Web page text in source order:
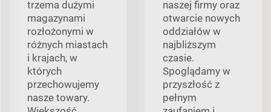
trzema dużymi
magazynami
rozłożonymi w
różnych miastach
i krajach, w
których
przechowujemy
nasze towary.
naszej firmy oraz
otwarcie nowych
oddziałów w
najbliższym
czasie.
Spoglądamy w
przyszłość z
pełnym